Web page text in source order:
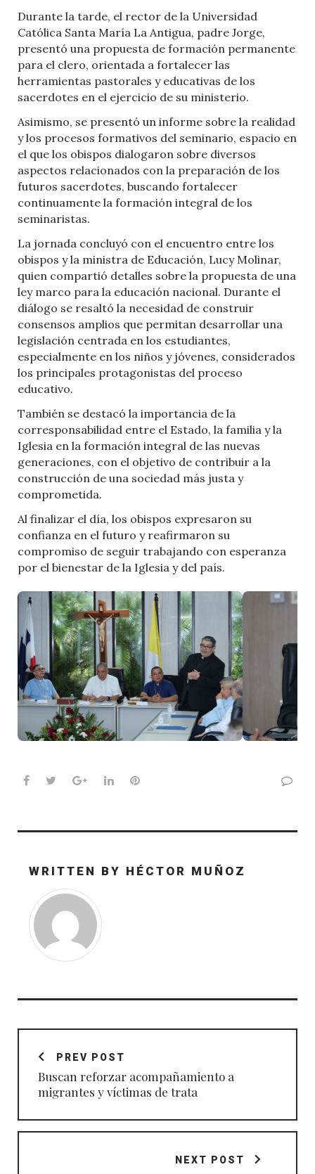
Durante la tarde, el rector de la Universidad
Católica Santa María La Antigua, padre Jorge,
presentó una propuesta de formación permanente
para el clero, orientada a fortalecer las
herramientas pastorales y educativas de los
sacerdotes en el ejercicio de su ministerio.
Asimismo, se presentó un informe sobre la realidad
y los procesos formativos del seminario, espacio en
el que los obispos dialogaron sobre diversos
aspectos relacionados con la preparación de los
futuros sacerdotes, buscando fortalecer
continuamente la formación integral de los
seminaristas.
La jornada concluyó con el encuentro entre los
obispos y la ministra de Educación, Lucy Molinar,
quien compartió detalles sobre la propuesta de una
ley marco para la educación nacional. Durante el
diálogo se resaltó la necesidad de construir
consensos amplios que permitan desarrollar una
legislación centrada en los estudiantes,
especialmente en los niños y jóvenes, considerados
los principales protagonistas del proceso
educativo.
También se destacó la importancia de la
corresponsabilidad entre el Estado, la familia y la
Iglesia en la formación integral de las nuevas
generaciones, con el objetivo de contribuir a la
construcción de una sociedad más justa y
comprometida.
Al finalizar el día, los obispos expresaron su
confianza en el futuro y reafirmaron su
compromiso de seguir trabajando con esperanza
por el bienestar de la Iglesia y del país.
Facebook
TwitterGoogle+LinkedInPinterest
WRITTEN BY HÉCTOR MUÑOZ
Navegación
entradasPREV POST
Buscan reforzar acompañamiento a
migrantes y víctimas de trata
NEXT POST